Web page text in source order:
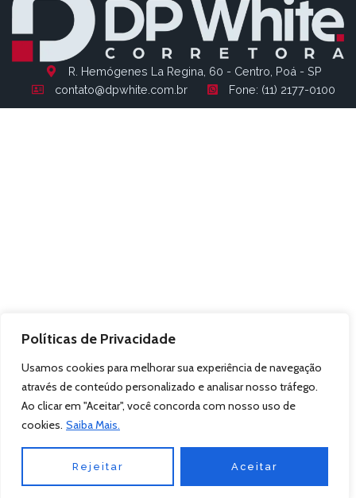
Políticas de Privacidade
Usamos cookies para melhorar sua experiência de navegação
através de conteúdo personalizado e analisar nosso tráfego.
Ao clicar em "Aceitar", você concorda com nosso uso de
cookies. Saiba Mais.
Rejeitar Aceitar
R. Hemógenes La Regina, 60 - Centro, Poá - SP
contato@dpwhite.com.br
Fone: (11) 2177-0100